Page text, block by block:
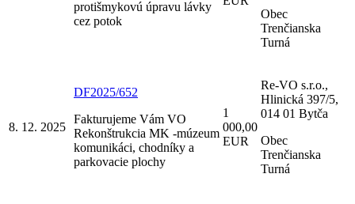
protišmykovú úpravu lávky
cez potok
Obec
Trenčianska
Turná
8. 12. 2025
DF2025/652
Fakturujeme Vám VO
Rekonštrukcia MK -múzeum
komunikáci, chodníky a
parkovacie plochy
1
000,00
EUR
Re-VO s.r.o.,
Hlinická 397/5,
014 01 Bytča
Obec
Trenčianska
Turná